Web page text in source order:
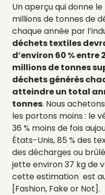
Un aperçu qui donne
millions de tonnes de
chaque année par
déchets textiles
d’environ 60 % entre
millions de tonnes
déchets générés
atteindre un total
tonnes. Nous
les portons moins : le
36 % moins de fois
États-Unis, 85 % des
des décharges ou
jette environ 37 kg de
cette estimation est
[Fashion, Fake or Not].